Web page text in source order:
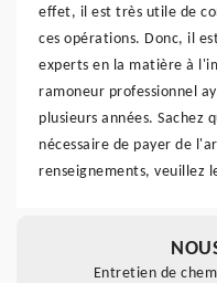
effet, il est très utile de
ces opérations. Donc, il
experts en la matière à
ramoneur professionnel
plusieurs années. Sachez
nécessaire de payer de
renseignements, veuillez
Entretien de